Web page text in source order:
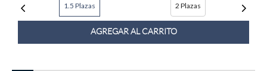
1.5 Plazas 2 Plazas
AGREGAR AL CARRITO